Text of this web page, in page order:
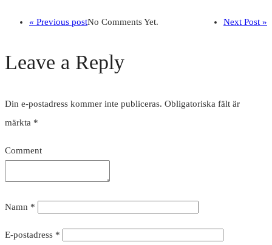
« Previous post Next Post »
No Comments Yet.
Leave a Reply
Din e-postadress kommer inte publiceras. Obligatoriska fält är
märkta *
Comment
Namn *
E-postadress *